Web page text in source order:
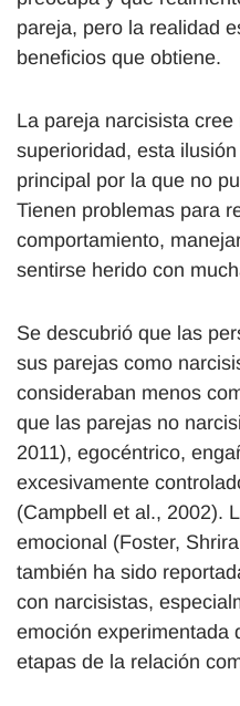
pareja, pero la realidad
beneficios que obtiene.
La pareja narcisista
superioridad, esta
principal por la que no
Tienen problemas para
comportamiento,
sentirse herido con
Se descubrió que las
sus parejas como
consideraban menos
que las parejas no
2011), egocéntrico,
excesivamente
(Campbell et al., 2002).
emocional (Foster,
también ha sido
con narcisistas,
emoción experimentada
etapas de la relación